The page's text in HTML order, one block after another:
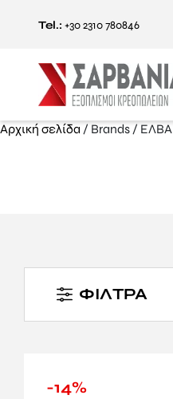
Tel.: +30 2310 780846
Αρχική σελίδα / Brands / ΕΛΒΑ
ΦΙΛΤΡΑ
-14%